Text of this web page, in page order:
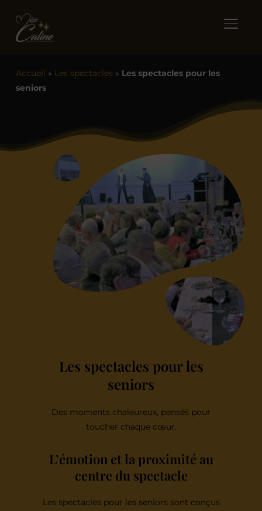
Accueil » Les spectacles » Les spectacles pour les
seniors
Les spectacles pour les
seniors
Des moments chaleureux, pensés pour
toucher chaque cœur.
L’émotion et la proximité au
centre du spectacle
Les spectacles pour les seniors sont conçus